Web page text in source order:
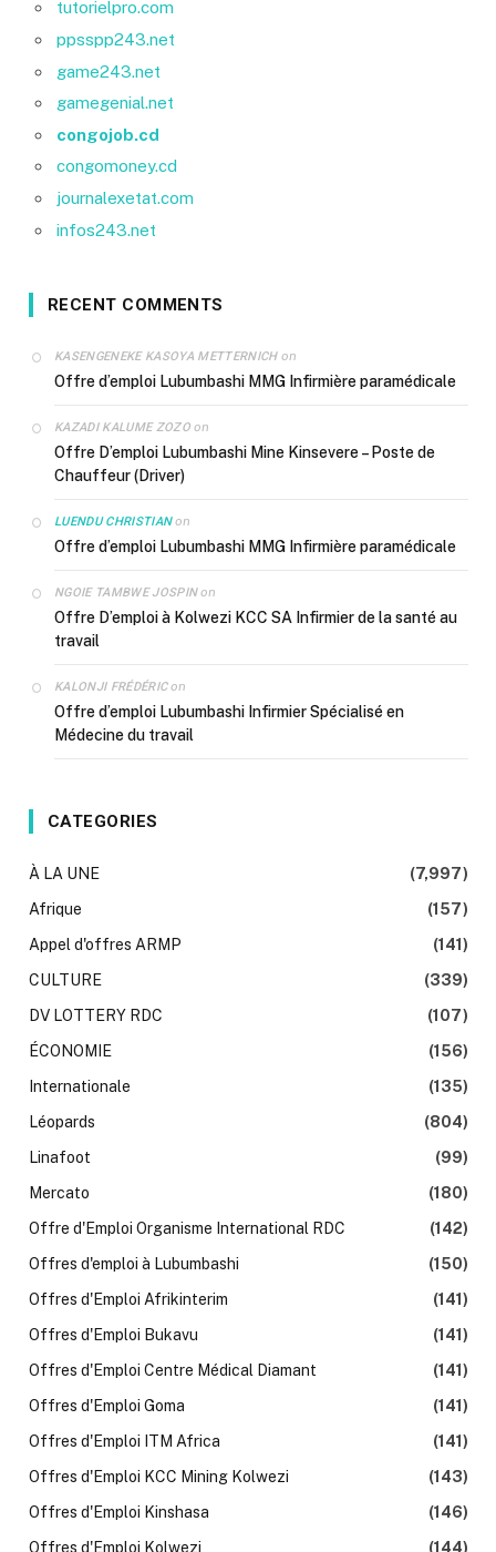
tutorielpro.com
ppsspp243.net
game243.net
gamegenial.net
congojob.cd
congomoney.cd
journalexetat.com
infos243.net
RECENT COMMENTS
KASENGENEKE KASOYA METTERNICHon
Offre d’emploi Lubumbashi MMG Infirmière paramédicale
KAZADI KALUME ZOZOon
Offre D’emploi Lubumbashi Mine Kinsevere – Poste de
Chauffeur (Driver)
LUENDU CHRISTIANon
Offre d’emploi Lubumbashi MMG Infirmière paramédicale
NGOIE TAMBWE JOSPINon
Offre D’emploi à Kolwezi KCC SA Infirmier de la santé au
travail
KALONJI FRÉDÉRICon
Offre d’emploi Lubumbashi Infirmier Spécialisé en
Médecine du travail
CATEGORIES
À LA UNE
(7,997)
Afrique
(157)
Appel d'offres ARMP
(141)
CULTURE
(339)
DV LOTTERY RDC
(107)
ÉCONOMIE
(156)
Internationale
(135)
Léopards
(804)
Linafoot
(99)
Mercato
(180)
Offre d'Emploi Organisme International RDC
(142)
Offres d'emploi à Lubumbashi
(150)
Offres d'Emploi Afrikinterim
(141)
Offres d'Emploi Bukavu
(141)
Offres d'Emploi Centre Médical Diamant
(141)
Offres d'Emploi Goma
(141)
Offres d'Emploi ITM Africa
(141)
Offres d'Emploi KCC Mining Kolwezi
(143)
Offres d'Emploi Kinshasa
(146)
Offres d'Emploi Kolwezi
(144)